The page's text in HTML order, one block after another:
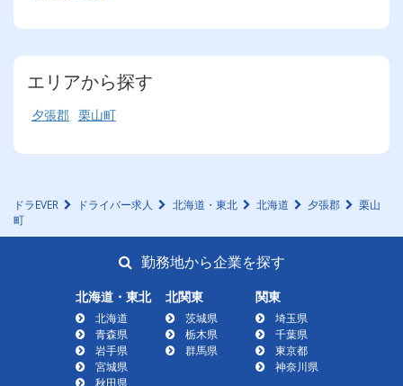
エリアから探す
夕張郡 栗山町
ドラEVER ドライバー求人 北海道・東北 北海道 夕張郡
栗山
町
勤務地から企業を探す
北海道・東北
北海道
青森県
岩手県
宮城県
北関東
茨城県
栃木県
群馬県
関東
埼玉県
千葉県
東京都
神奈川県